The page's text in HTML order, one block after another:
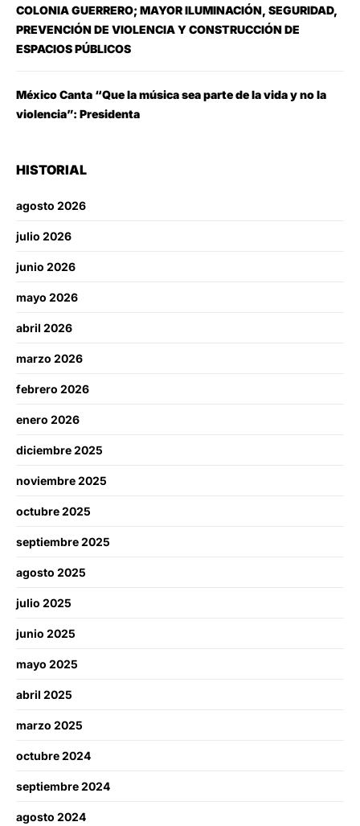
COLONIA GUERRERO; MAYOR ILUMINACIÓN, SEGURIDAD,
PREVENCIÓN DE VIOLENCIA Y CONSTRUCCIÓN DE
ESPACIOS PÚBLICOS
México Canta “Que la música sea parte de la vida y no la
violencia”: Presidenta
HISTORIAL
agosto 2026
julio 2026
junio 2026
mayo 2026
abril 2026
marzo 2026
febrero 2026
enero 2026
diciembre 2025
noviembre 2025
octubre 2025
septiembre 2025
agosto 2025
julio 2025
junio 2025
mayo 2025
abril 2025
marzo 2025
octubre 2024
septiembre 2024
agosto 2024